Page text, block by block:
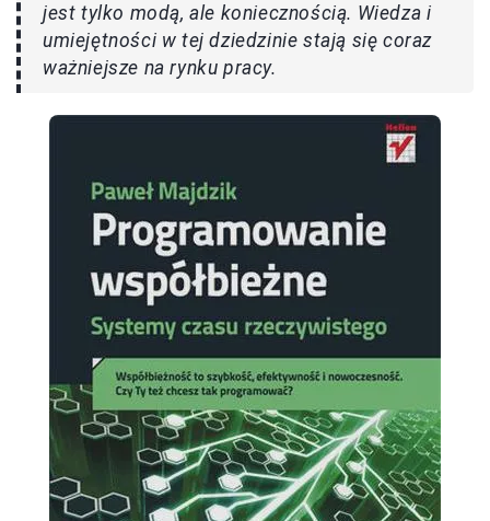
jest tylko modą, ale koniecznością. Wiedza i
umiejętności w tej dziedzinie stają się coraz
ważniejsze na rynku pracy.